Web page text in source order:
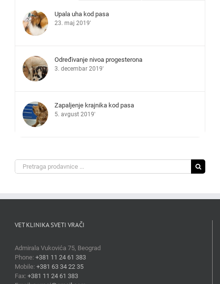
Upala uha kod pasa
23. maj 2019'
Određivanje nivoa progesterona
3. decembar 2019'
Zapaljenje krajnika kod pasa
5. avgust 2019'
Search
for:
VET KLINIKA SVETI VRAČI
Admirala Vukovića 75, Beograd
Phone: +381 11 24 61 383
Mobile: +381 63 34 22 35
Fax: +381 11 24 61 383